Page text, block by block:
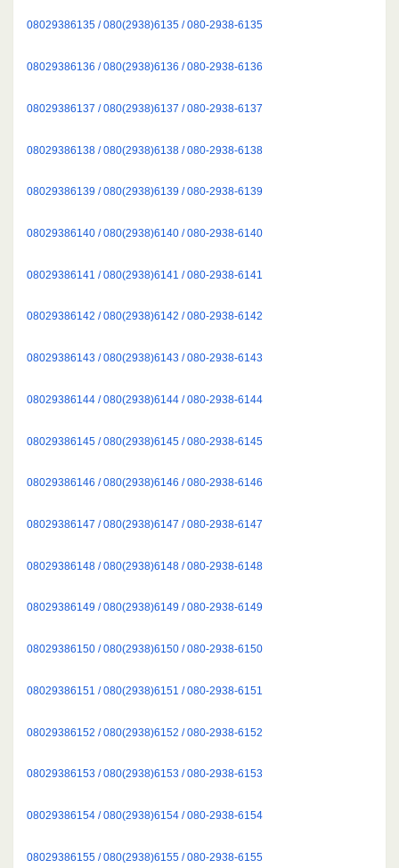
08029386135 / 080(2938)6135 / 080-2938-6135
08029386136 / 080(2938)6136 / 080-2938-6136
08029386137 / 080(2938)6137 / 080-2938-6137
08029386138 / 080(2938)6138 / 080-2938-6138
08029386139 / 080(2938)6139 / 080-2938-6139
08029386140 / 080(2938)6140 / 080-2938-6140
08029386141 / 080(2938)6141 / 080-2938-6141
08029386142 / 080(2938)6142 / 080-2938-6142
08029386143 / 080(2938)6143 / 080-2938-6143
08029386144 / 080(2938)6144 / 080-2938-6144
08029386145 / 080(2938)6145 / 080-2938-6145
08029386146 / 080(2938)6146 / 080-2938-6146
08029386147 / 080(2938)6147 / 080-2938-6147
08029386148 / 080(2938)6148 / 080-2938-6148
08029386149 / 080(2938)6149 / 080-2938-6149
08029386150 / 080(2938)6150 / 080-2938-6150
08029386151 / 080(2938)6151 / 080-2938-6151
08029386152 / 080(2938)6152 / 080-2938-6152
08029386153 / 080(2938)6153 / 080-2938-6153
08029386154 / 080(2938)6154 / 080-2938-6154
08029386155 / 080(2938)6155 / 080-2938-6155